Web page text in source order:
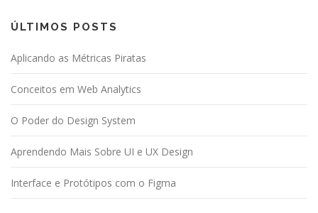
ÚLTIMOS POSTS
Aplicando as Métricas Piratas
Conceitos em Web Analytics
O Poder do Design System
Aprendendo Mais Sobre UI e UX Design
Interface e Protótipos com o Figma